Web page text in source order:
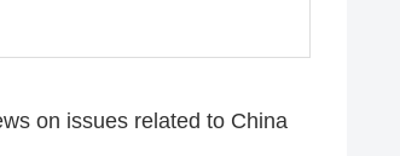
on issues related to China